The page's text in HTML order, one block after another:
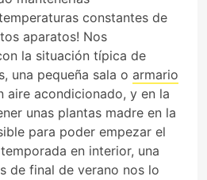
constantes de
aparatos! Nos
la situación típica de
una pequeña sala o armario
aire acondicionado, y en la
unas plantas madre en la
para poder empezar el
en interior, una
de final de verano nos lo